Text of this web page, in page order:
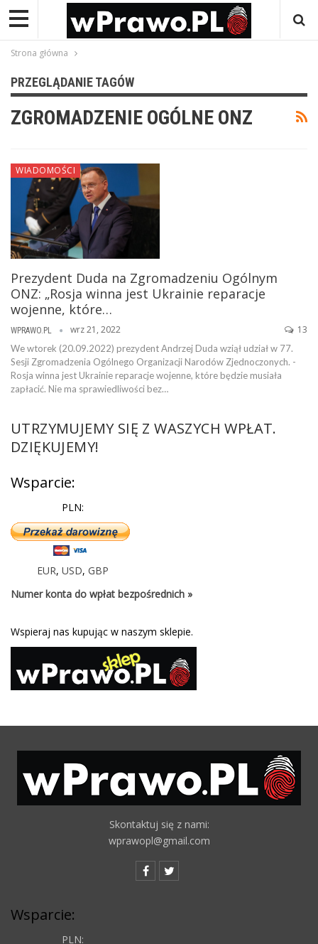
Strona główna
PRZEGLĄDANIE TAGÓW
ZGROMADZENIE OGÓLNE ONZ
WIADOMOŚCI
Prezydent Duda na Zgromadzeniu Ogólnym
ONZ: „Rosja winna jest Ukrainie reparacje
wojenne, które…
WPRAWO.PL wrz 21, 2022 13
We wtorek (20.09.2022) prezydent Andrzej Duda wziął udział w 77.
Sesji Zgromadzenia Ogólnego Organizacji Narodów Zjednoczonych. -
Rosja winna jest Ukrainie reparacje wojenne, które będzie musiała
zapłacić. Nie ma sprawiedliwości bez…
UTRZYMUJEMY SIĘ Z WASZYCH WPŁAT.
DZIĘKUJEMY!
Wsparcie:
PLN:
EUR, USD, GBP
Numer konta do wpłat bezpośrednich »
Wspieraj nas kupując w naszym sklepie.
Skontaktuj się z nami:
wprawopl@gmail.com
Wsparcie:
PLN: